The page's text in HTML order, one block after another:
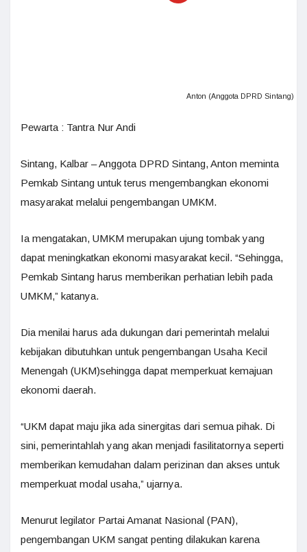
Anton (Anggota DPRD Sintang)
Pewarta : Tantra Nur Andi
Sintang, Kalbar – Anggota DPRD Sintang, Anton meminta
Pemkab Sintang untuk terus mengembangkan ekonomi
masyarakat melalui pengembangan UMKM.
Ia mengatakan, UMKM merupakan ujung tombak yang
dapat meningkatkan ekonomi masyarakat kecil. “Sehingga,
Pemkab Sintang harus memberikan perhatian lebih pada
UMKM,” katanya.
Dia menilai harus ada dukungan dari pemerintah melalui
kebijakan dibutuhkan untuk pengembangan Usaha Kecil
Menengah (UKM)sehingga dapat memperkuat kemajuan
ekonomi daerah.
“UKM dapat maju jika ada sinergitas dari semua pihak. Di
sini, pemerintahlah yang akan menjadi fasilitatornya seperti
memberikan kemudahan dalam perizinan dan akses untuk
memperkuat modal usaha,” ujarnya.
Menurut legilator Partai Amanat Nasional (PAN),
pengembangan UKM sangat penting dilakukan karena